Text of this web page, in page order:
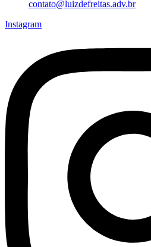
contato@luizdefreitas.adv.br
Instagram